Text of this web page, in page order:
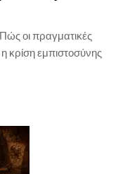
οι πραγματικές
κρίση εμπιστοσύνης